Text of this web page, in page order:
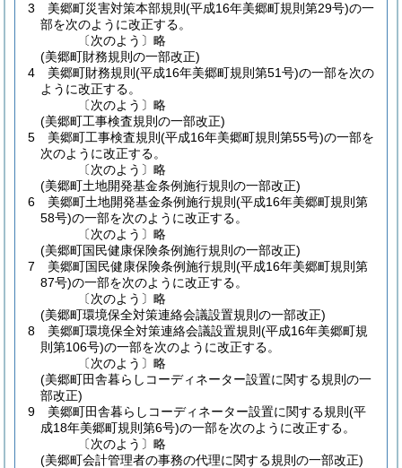
3
美郷町災害対策本部規則 (平成16年美郷町規則第29号)の一
部を次のように改正する。
〔次のよう〕略
(美郷町財務規則の一部改正)
4
美郷町財務規則 (平成16年美郷町規則第51号)の一部を次の
ように改正する。
〔次のよう〕略
(美郷町工事検査規則の一部改正)
5
美郷町工事検査規則 (平成16年美郷町規則第55号)の一部を
次のように改正する。
〔次のよう〕略
(美郷町土地開発基金条例施行規則の一部改正)
6
美郷町土地開発基金条例施行規則 (平成16年美郷町規則第
58号)の一部を次のように改正する。
〔次のよう〕略
(美郷町国民健康保険条例施行規則の一部改正)
7
美郷町国民健康保険条例施行規則 (平成16年美郷町規則第
87号)の一部を次のように改正する。
〔次のよう〕略
(美郷町環境保全対策連絡会議設置規則の一部改正)
8
美郷町環境保全対策連絡会議設置規則 (平成16年美郷町規
則第106号)の一部を次のように改正する。
〔次のよう〕略
(美郷町田舎暮らしコーディネーター設置に関する規則の一
部改正)
9
美郷町田舎暮らしコーディネーター設置に関する規則 (平
成18年美郷町規則第6号)の一部を次のように改正する。
〔次のよう〕略
(美郷町会計管理者の事務の代理に関する規則の一部改正)